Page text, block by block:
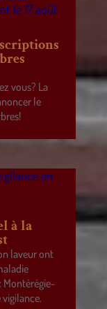
vous? La
le
à la
laveur ont
Montérégie-